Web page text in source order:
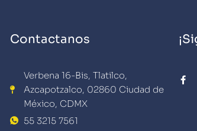
Contactanos
Verbena 16-Bis, Tlatilco,
Azcapotzalco, 02860 Ciudad de
México, CDMX
55 3215 7561
a